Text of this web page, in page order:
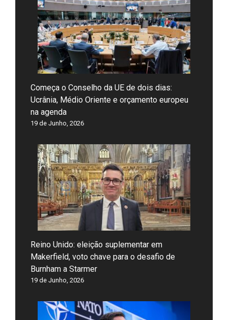
Começa o Conselho da UE de dois dias:
Ucrânia, Médio Oriente e orçamento europeu
na agenda
19 de Junho, 2026
Reino Unido: eleição suplementar em
Makerfield, voto chave para o desafio de
Burnham a Starmer
19 de Junho, 2026